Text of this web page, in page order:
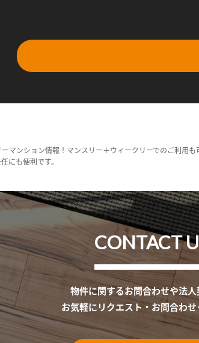
マンション情報！マンスリー＋ウィークリーでのご利用
にも便利です。
CONTACT
物件に関するお問合わせや法人
お気軽にリクエスト・お問合わせ